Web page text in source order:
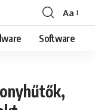
Font
Resizer
Aa
Software